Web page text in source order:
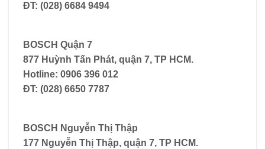
ĐT: (028) 6684 9494
BOSCH Quận 7
877 Huỳnh Tấn Phát, quận 7, TP HCM.
Hotline: 0906 396 012
ĐT: (028) 6650 7787
BOSCH Nguyễn Thị Thập
177 Nguyễn Thị Thập, quận 7, TP HCM.